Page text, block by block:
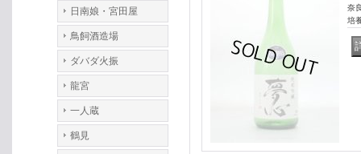
日南娘・宮田屋
鳥飼酒造場
ダバダ火振
龍宮
一人蔵
鶴見
奈
培